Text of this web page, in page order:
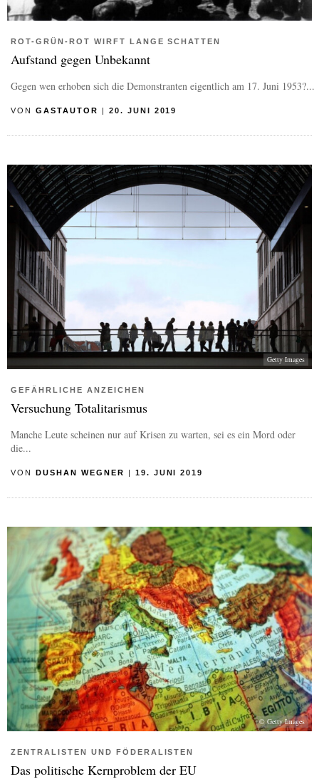
ROT-GRÜN-ROT WIRFT LANGE SCHATTEN
Aufstand gegen Unbekannt
Gegen wen erhoben sich die Demonstranten eigentlich am 17. Juni 1953?...
VON GASTAUTOR | 20. JUNI 2019
Getty Images
GEFÄHRLICHE ANZEICHEN
Versuchung Totalitarismus
Manche Leute scheinen nur auf Krisen zu warten, sei es ein Mord oder
die...
VON DUSHAN WEGNER | 19. JUNI 2019
© Getty Images
ZENTRALISTEN UND FÖDERALISTEN
Das politische Kernproblem der EU